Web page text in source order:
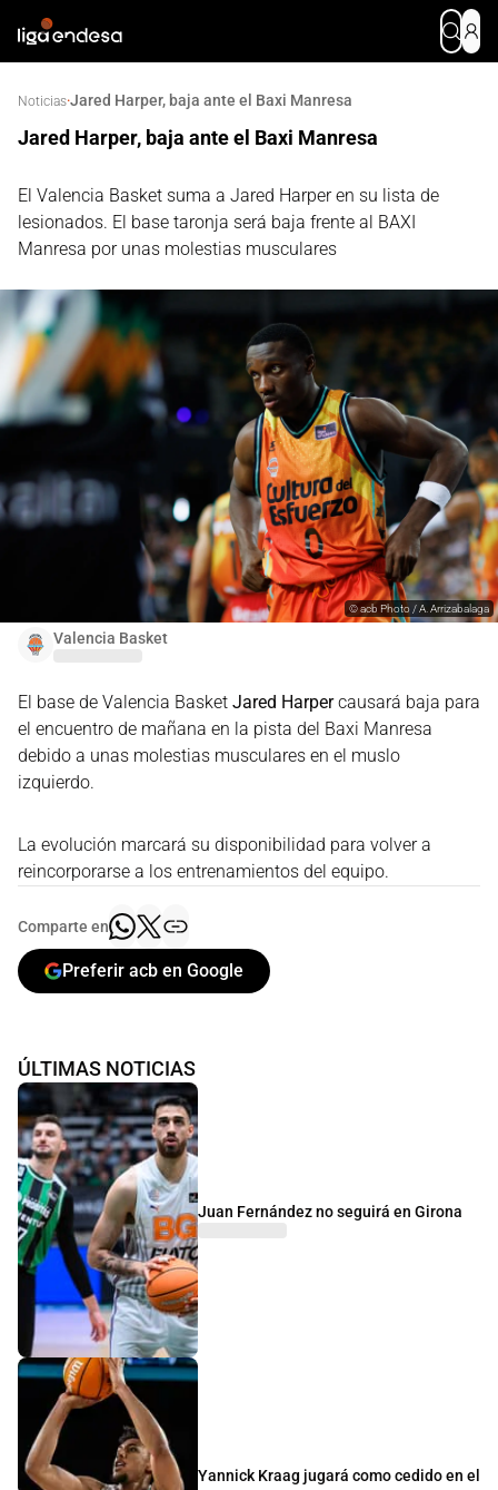
Noticias·Jared Harper, baja ante el Baxi Manresa
Jared Harper, baja ante el Baxi Manresa
El Valencia Basket suma a Jared Harper en su lista de
lesionados. El base taronja será baja frente al BAXI
Manresa por unas molestias musculares
Valencia Basket
©acb Photo / A. Arrizabalaga
El base de Valencia Basket Jared Harpercausará baja para
el encuentro de mañana en la pista del Baxi Manresa
debido a unas molestias musculares en el muslo
izquierdo.
La evolución marcará su disponibilidad para volver a
reincorporarse a los entrenamientos del equipo.
Comparte en
Preferir acb en Google
ÚLTIMAS NOTICIAS
Juan Fernández no seguirá en Girona
Yannick Kraag jugará como cedido en el